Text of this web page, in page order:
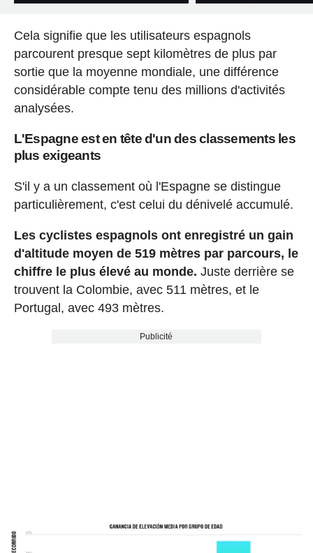
Cela signifie que les utilisateurs espagnols
parcourent presque sept kilomètres de plus par
sortie que la moyenne mondiale, une différence
considérable compte tenu des millions d'activités
analysées.
L'Espagne est en tête d'un des classements les
plus exigeants
S'il y a un classement où l'Espagne se distingue
particulièrement, c'est celui du dénivelé accumulé.
Les cyclistes espagnols ont enregistré un gain
d'altitude moyen de 519 mètres par parcours, le
chiffre le plus élevé au monde. Juste derrière se
trouvent la Colombie, avec 511 mètres, et le
Portugal, avec 493 mètres.
Publicité